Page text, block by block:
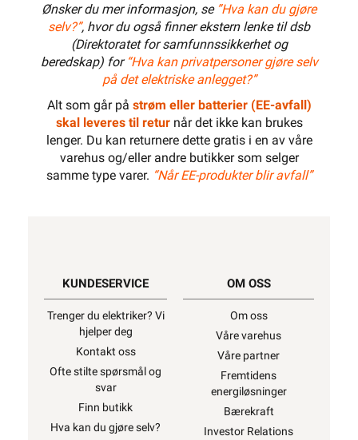
Ønsker du mer informasjon, se ”Hva kan du gjøre
selv?”, hvor du også finner ekstern lenke til dsb
(Direktoratet for samfunnssikkerhet og
beredskap) for “Hva kan privatpersoner gjøre selv
på det elektriske anlegget?”
Alt som går på strøm eller batterier (EE-avfall)
skal leveres til returnår det ikke kan brukes
lenger. Du kan returnere dette gratis i en av våre
varehus og/eller andre butikker som selger
samme type varer. “Når EE-produkter blir avfall”
KUNDESERVICE
Trenger du elektriker? Vi
hjelper deg
Kontakt oss
Ofte stilte spørsmål og
svar
Finn butikk
Hva kan du gjøre selv?
OM OSS
Om oss
Våre varehus
Våre partner
Fremtidens
energiløsninger
Bærekraft
Investor Relations